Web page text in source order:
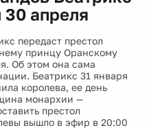
30 апреля
передаст престол
принцу Оранскому
Об этом она сама
Беатрикс 31 января
королева, ее день
монархии —
престол
вышло в эфир в 20:00